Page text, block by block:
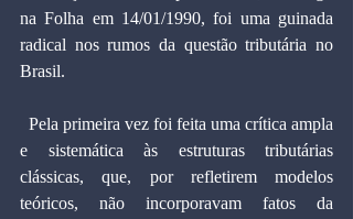
na Folha em 14/01/1990, foi uma guinada
radical nos rumos da questão tributária no
Brasil.
e sistemática às estruturas tributárias
clássicas, que, por refletirem modelos
teóricos, não incorporavam fatos da